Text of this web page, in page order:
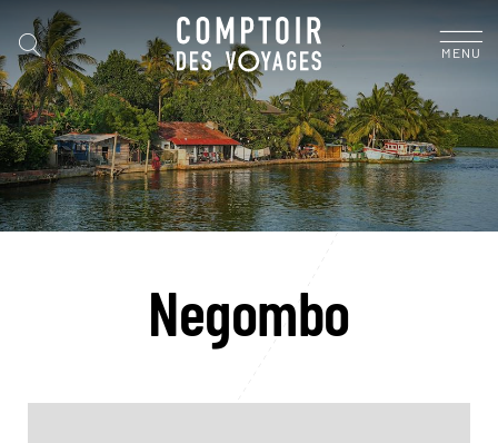
MENU
Negombo